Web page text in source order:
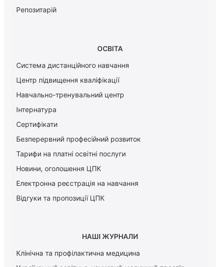
Репозитарій
ОСВІТА
Система дистанційного навчання
Центр підвищення кваліфікації
Навчально-тренувальний центр
Інтернатура
Сертифікати
Безперервний професійний розвиток
Тарифи на платні освітні послуги
Новини, оголошення ЦПК
Електронна реєстрація на навчання
Відгуки та пропозиції ЦПК
НАШІ ЖУРНАЛИ
Клінічна та профілактична медицина